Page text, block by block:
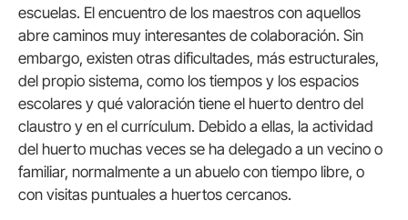
escuelas. El encuentro de los maestros con aquellos
abre caminos muy interesantes de colaboración. Sin
embargo, existen otras dificultades, más estructurales,
del propio sistema, como los tiempos y los espacios
escolares y qué valoración tiene el huerto dentro del
claustro y en el currículum. Debido a ellas, la actividad
del huerto muchas veces se ha delegado a un vecino o
familiar, normalmente a un abuelo con tiempo libre, o
con visitas puntuales a huertos cercanos.